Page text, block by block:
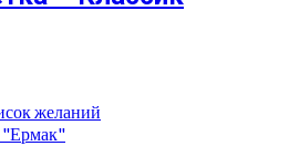
желаний
"Ермак"